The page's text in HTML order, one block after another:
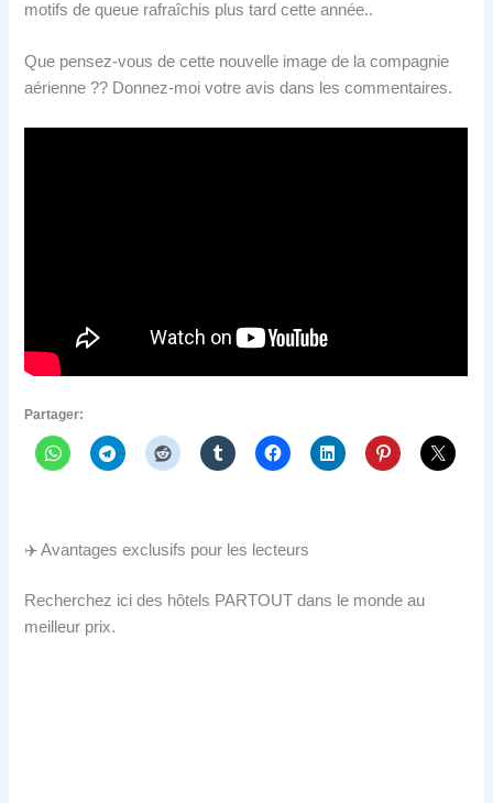
motifs de queue rafraîchis plus tard cette année..
Que pensez-vous de cette nouvelle image de la compagnie
aérienne ?? Donnez-moi votre avis dans les commentaires.
Partager:
✈️ Avantages exclusifs pour les lecteurs
Recherchez ici des hôtels PARTOUT dans le monde au
meilleur prix.